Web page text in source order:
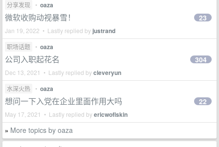
分享发现 • oaza
微软收购动视暴雪！
Jan 19, 2022 • Lastly replied by justrand
23
职场话题 • oaza
公司入职起花名
Dec 13, 2021 • Lastly replied bycleveryun
304
水深火热 • oaza
想问一下入党在企业里面作用大吗
May 17, 2021 • Lastly replied byericwoflskin
22
» More topics by oaza